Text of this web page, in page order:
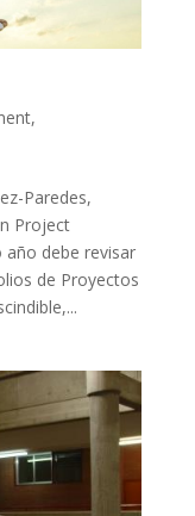
,
Paredes,
Project
año debe revisar
de Proyectos